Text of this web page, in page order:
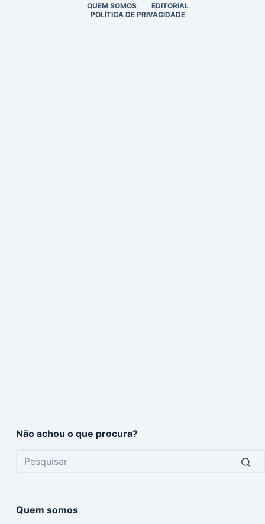
QUEM SOMOS
EDITORIAL
POLÍTICA DE PRIVACIDADE
Não achou o que procura?
Quem somos